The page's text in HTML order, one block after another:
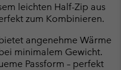
leichten Half-Zip aus
zum Kombinieren.
angenehme Wärme
minimalem Gewicht.
Passform – perfekt